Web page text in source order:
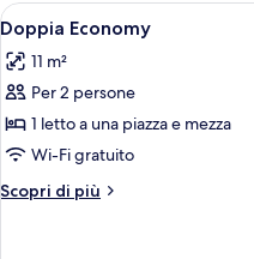
Apri
tutte
le
foto
per
Doppia
Economy
4
Doppia Economy
11 m²
Per 2 persone
1 letto a una piazza e mezza
Wi-Fi gratuito
Scopri di più
Altri